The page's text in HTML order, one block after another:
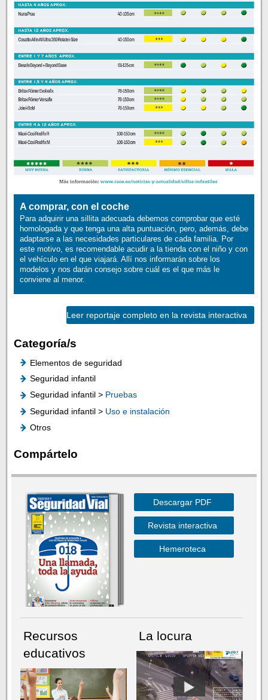
A comprar, con el coche
Para adquirir una sillita adecuada debemos comprobar que esté
homologada y que tenga una alta puntuación, pero, además, debe
adaptarse a las necesidades particulares de cada familia. Por
este motivo, es recomendable acudir a la tienda con el niño y con
el vehículo en el que viajará. Allí nos informarán sobre los
modelos y nos darán consejo sobre cuál es el que más le
conviene al menor.
Leer reportaje completo en la revista interactiva
Categoría/s
Elementos de seguridad
Seguridad infantil
Seguridad infantil > Pruebas
Seguridad infantil > Uso e instalación
Otros
Compártelo
Descargar PDF
Revista interactiva
Hemeroteca
Recursos
educativos
La locura